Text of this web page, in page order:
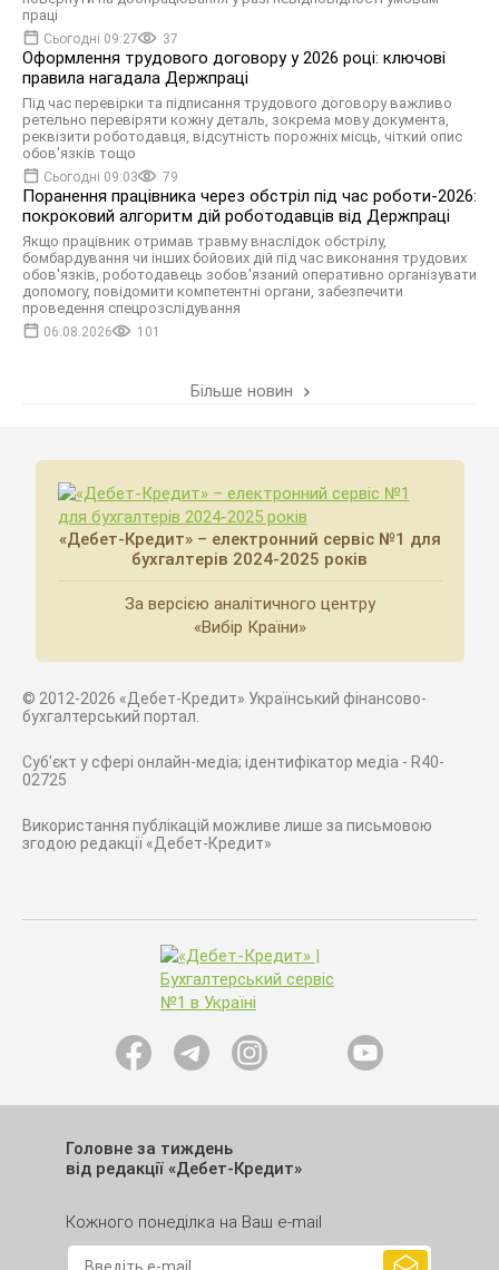
праці
Сьогодні 09:27 37
Оформлення трудового договору у 2026 році: ключові
правила нагадала Держпраці
Під час перевірки та підписання трудового договору важливо
ретельно перевіряти кожну деталь, зокрема мову документа,
реквізити роботодавця, відсутність порожніх місць, чіткий опис
обов'язків тощо
Сьогодні 09:03 79
Поранення працівника через обстріл під час роботи-2026:
покроковий алгоритм дій роботодавців від Держпраці
Якщо працівник отримав травму внаслідок обстрілу,
бомбардування чи інших бойових дій під час виконання трудових
обов'язків, роботодавець зобов'язаний оперативно організувати
допомогу, повідомити компетентні органи, забезпечити
проведення спецрозслідування
06.08.2026 101
Більше новин
«Дебет-Кредит» – електронний сервіс №1 для
бухгалтерів 2024-2025 років
За версією аналітичного центру
«Вибір Країни»
© 2012-2026 «Дебет-Кредит» Український фінансово-
бухгалтерський портал.
Суб'єкт у сфері онлайн-медіа; ідентифікатор медіа - R40-
02725
Використання публікацій можливе лише за письмовою
згодою редакції «Дебет-Кредит»
Головне за тиждень
від редакції «Дебет-Кредит»
Кожного понеділка на Ваш e-mail